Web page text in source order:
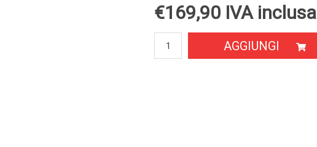
€169,90 IVA inclusa
AGGIUNGI